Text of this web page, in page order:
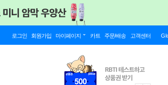
로그인 회원가입 마이페이지 카트 주문/배송 고객센터